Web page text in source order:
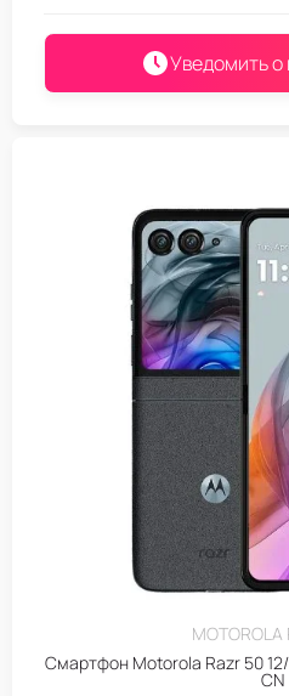
Уведомить о
MOTOROLA
Смартфон Motorola Razr 50
CN